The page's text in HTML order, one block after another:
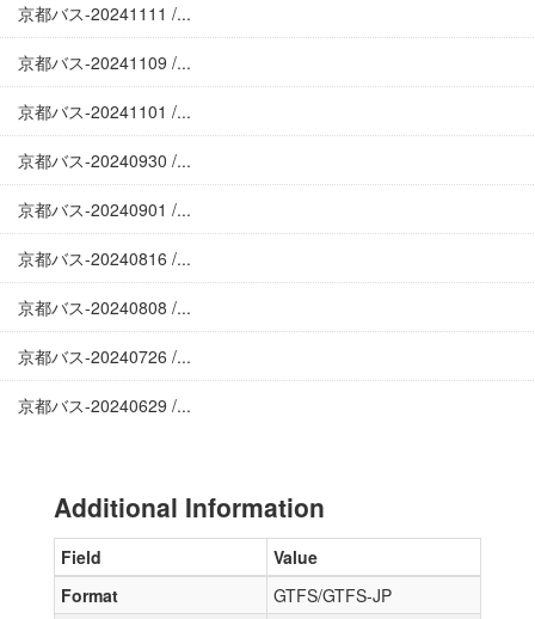
京都バス-20241111 /...
京都バス-20241109 /...
京都バス-20241101 /...
京都バス-20240930 /...
京都バス-20240901 /...
京都バス-20240816 /...
京都バス-20240808 /...
京都バス-20240726 /...
京都バス-20240629 /...
Additional Information
Field
Value
Format
GTFS/GTFS-JP